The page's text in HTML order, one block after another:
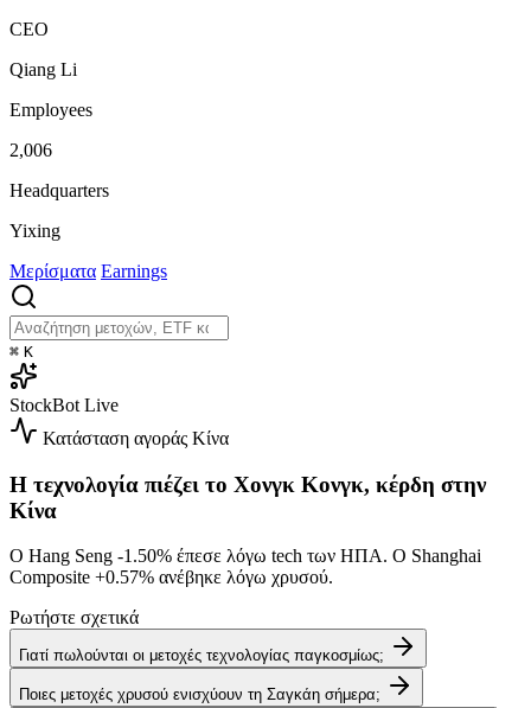
CEO
Qiang Li
Employees
2,006
Headquarters
Yixing
Μερίσματα Earnings
⌘ K
StockBot Live
Κατάσταση αγοράς Κίνα
Η τεχνολογία πιέζει το Χονγκ Κονγκ, κέρδη στην
Κίνα
Ο Hang Seng -1.50% έπεσε λόγω tech των ΗΠΑ. Ο Shanghai
Composite +0.57% ανέβηκε λόγω χρυσού.
Ρωτήστε σχετικά
Γιατί πωλούνται οι μετοχές τεχνολογίας παγκοσμίως;
Ποιες μετοχές χρυσού ενισχύουν τη Σαγκάη σήμερα;